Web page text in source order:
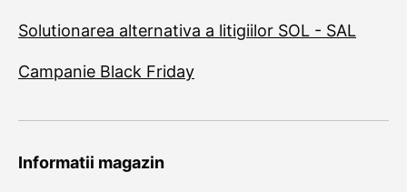
Solutionarea alternativa a litigiilor SOL - SAL
Campanie Black Friday
Informatii magazin